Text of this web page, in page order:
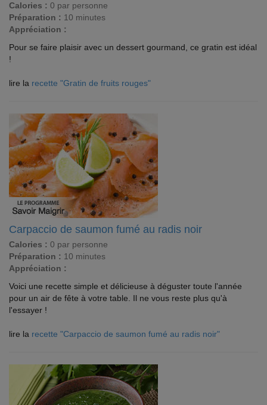
Calories : 0 par personne
Préparation : 10 minutes
Appréciation :
Pour se faire plaisir avec un dessert gourmand, ce gratin est idéal
!
lire la recette "Gratin de fruits rouges"
Carpaccio de saumon fumé au radis noir
Calories : 0 par personne
Préparation : 10 minutes
Appréciation :
Voici une recette simple et délicieuse à déguster toute l'année
pour un air de fête à votre table. Il ne vous reste plus qu'à
l'essayer !
lire la recette "Carpaccio de saumon fumé au radis noir"